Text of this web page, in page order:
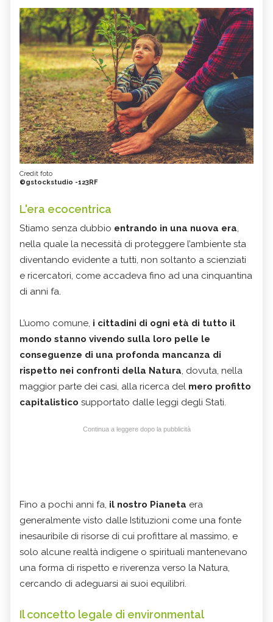
Credit foto
©gstockstudio -123RF
L'era ecocentrica
Stiamo senza dubbio entrando in una nuova era,
nella quale la necessità di proteggere l’ambiente sta
diventando evidente a tutti, non soltanto a scienziati
e ricercatori, come accadeva fino ad una cinquantina
di anni fa.
L’uomo comune, i cittadini di ogni età di tutto il
mondo stanno vivendo sulla loro pelle le
conseguenze di una profonda mancanza di
rispetto nei confronti della Natura, dovuta, nella
maggior parte dei casi, alla ricerca del mero profitto
capitalistico supportato dalle leggi degli Stati.
Continua a leggere dopo la pubblicità
Fino a pochi anni fa, il nostro Pianeta era
generalmente visto dalle Istituzioni come una fonte
inesauribile di risorse di cui profittare al massimo, e
solo alcune realtà indigene o spirituali mantenevano
una forma di rispetto e riverenza verso la Natura,
cercando di adeguarsi ai suoi equilibri.
Il concetto legale di environmental